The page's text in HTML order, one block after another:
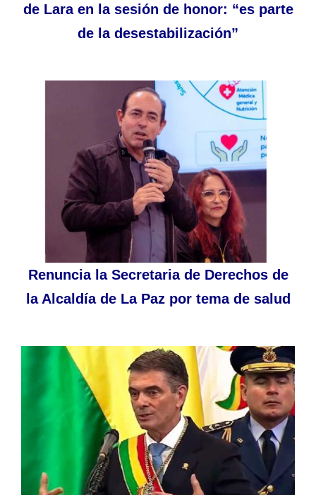
de Lara en la sesión de honor: “es parte
de la desestabilización”
Renuncia la Secretaria de Derechos de
la Alcaldía de La Paz por tema de salud